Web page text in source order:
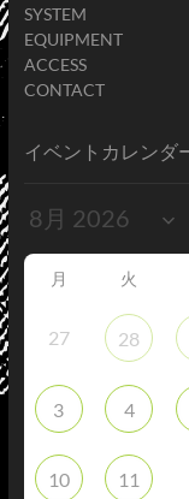
SYSTEM
EQUIPMENT
ACCESS
CONTACT
イベントカレンダ
月 火
27 28
3 4
10 11